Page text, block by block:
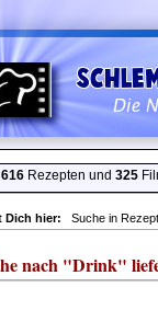
616 Rezepten und 325
Dich hier: Suche in
nach "Drink"